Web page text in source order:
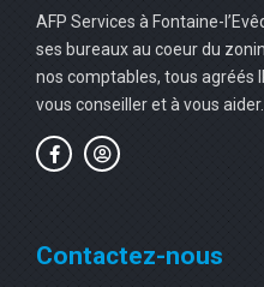
AFP Services à Fontaine-
ses bureaux au coeur du
nos comptables, tous agréés
vous conseiller et à vous aider.
Contactez-nous